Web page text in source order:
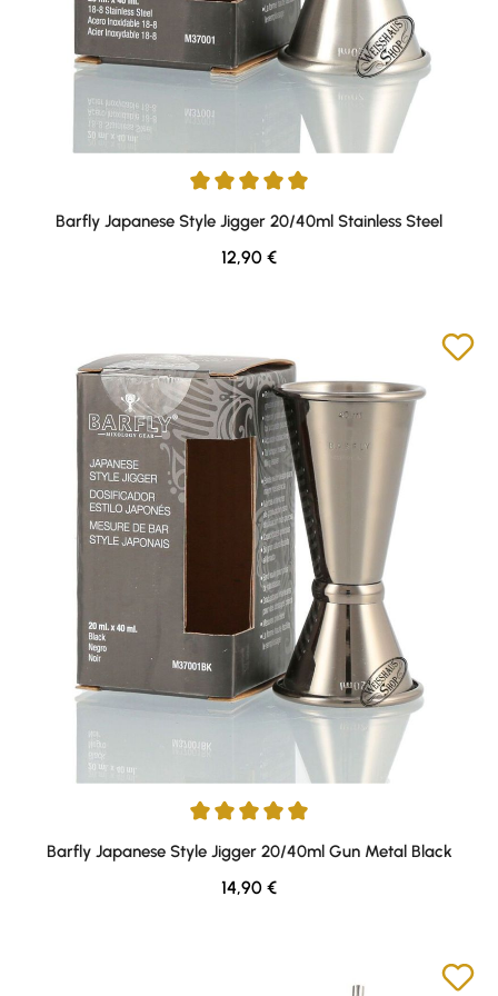
Durchschnittliche Bewertung von 5 von 5 Sternen
Barfly Japanese Style Jigger 20/40ml Stainless Steel
Regulärer Preis:
12,90 €
Durchschnittliche Bewertung von 5 von 5 Sternen
Barfly Japanese Style Jigger 20/40ml Gun Metal Black
Regulärer Preis:
14,90 €